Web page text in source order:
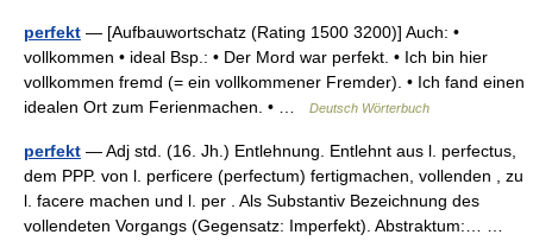
perfekt — [Aufbauwortschatz (Rating 1500 3200)] Auch: •
vollkommen • ideal Bsp.: • Der Mord war perfekt. • Ich bin hier
vollkommen fremd (= ein vollkommener Fremder). • Ich fand einen
idealen Ort zum Ferienmachen. • …
Deutsch Wörterbuch
perfekt — Adj std. (16. Jh.) Entlehnung. Entlehnt aus l. perfectus,
dem PPP. von l. perficere (perfectum) fertigmachen, vollenden , zu
l. facere machen und l. per . Als Substantiv Bezeichnung des
vollendeten Vorgangs (Gegensatz: Imperfekt). Abstraktum:… …